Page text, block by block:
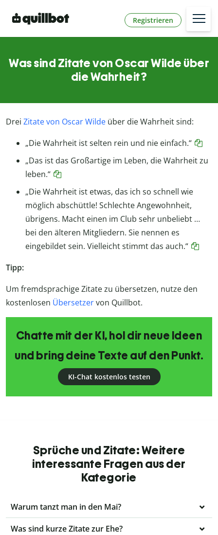
Registrieren
Was sind Zitate von Oscar Wilde über
die Wahrheit?
Drei Zitate von Oscar Wilde über die Wahrheit sind:
„Die Wahrheit ist selten rein und nie einfach.“
„Das ist das Großartige im Leben, die Wahrheit zu
leben.“
„Die Wahrheit ist etwas, das ich so schnell wie
möglich abschüttle! Schlechte Angewohnheit,
übrigens. Macht einen im Club sehr unbeliebt …
bei den älteren Mitgliedern. Sie nennen es
eingebildet sein. Vielleicht stimmt das auch.“
Tipp:
Um fremdsprachige Zitate zu übersetzen, nutze den
kostenlosen Übersetzervon Quillbot.
Chatte mit der KI, hol dir neue Ideen
und bring deine Texte auf den Punkt.
KI-Chat kostenlos testen
Sprüche und Zitate: Weitere
interessante Fragen aus der
Kategorie
Warum tanzt man in den Mai?
Was sind kurze Zitate zur Ehe?